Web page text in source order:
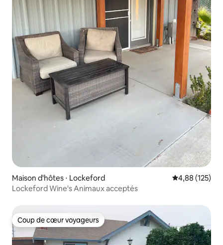
Maison d'hôtes ⋅ Lockeford Évaluation
4,88 (125)
Lockeford Wine's Animaux acceptés
Coup de cœur voyageurs
Coup de cœur voyageurs